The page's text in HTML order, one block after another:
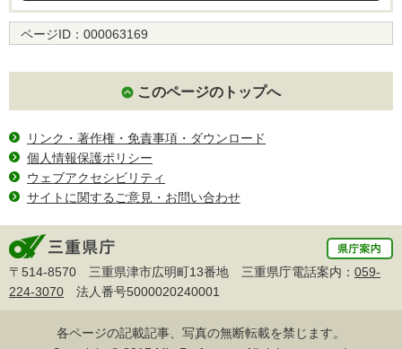
ページID： 000063169
このページのトップへ
リンク・著作権・免責事項・ダウンロード
個人情報保護ポリシー
ウェブアクセシビリティ
サイトに関するご意見・お問い合わせ
〒514-8570 三重県津市広明町13番地 三重県庁電話案内： 059-
224-3070 法人番号5000020240001
各ページの記載記事、写真の無断転載を禁じます。